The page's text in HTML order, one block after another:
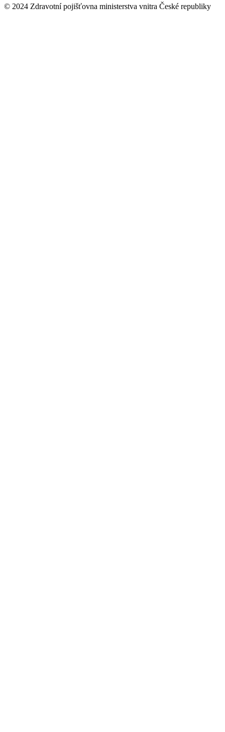
© 2024 Zdravotní pojišťovna ministerstva vnitra České republiky